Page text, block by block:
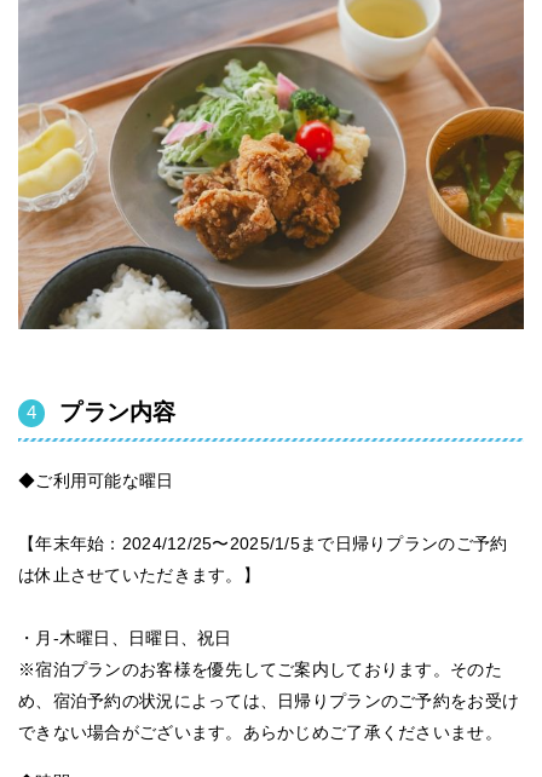
プラン内容
◆ご利用可能な曜日
【年末年始：2024/12/25〜2025/1/5まで日帰りプランのご予約
は休止させていただきます。】
・月-木曜日、日曜日、祝日
※宿泊プランのお客様を優先してご案内しております。そのた
め、宿泊予約の状況によっては、日帰りプランのご予約をお受け
できない場合がございます。あらかじめご了承くださいませ。